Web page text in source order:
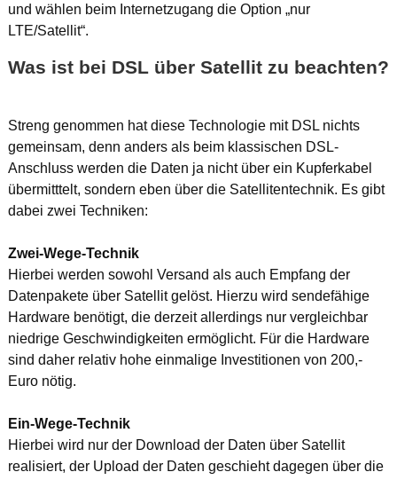
und wählen beim Internetzugang die Option „nur
LTE/Satellit“.
Was ist bei DSL über Satellit zu beachten?
Streng genommen hat diese Technologie mit DSL nichts
gemeinsam, denn anders als beim klassischen DSL-
Anschluss werden die Daten ja nicht über ein Kupferkabel
übermitttelt, sondern eben über die Satellitentechnik. Es gibt
dabei zwei Techniken:
Zwei-Wege-Technik
Hierbei werden sowohl Versand als auch Empfang der
Datenpakete über Satellit gelöst. Hierzu wird sendefähige
Hardware benötigt, die derzeit allerdings nur vergleichbar
niedrige Geschwindigkeiten ermöglicht. Für die Hardware
sind daher relativ hohe einmalige Investitionen von 200,-
Euro nötig.
Ein-Wege-Technik
Hierbei wird nur der Download der Daten über Satellit
realisiert, der Upload der Daten geschieht dagegen über die